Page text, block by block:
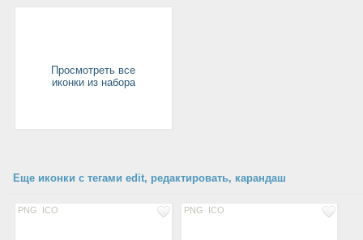
Просмотреть все
иконки из набора
Еще иконки с тегами edit, редактировать, карандаш
PNG ICO PNG ICO